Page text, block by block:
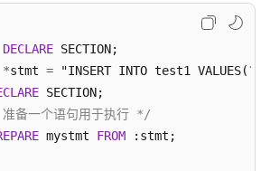
DECLARE SECTION;
*stmt =
SECTION;
准备一个语句用于执行 */
mystmt FROM :stmt;